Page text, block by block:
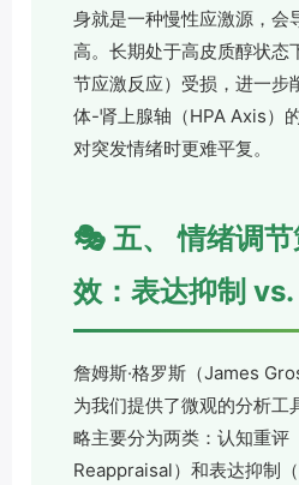
身就是一种慢性应激源，会
高。长期处于高皮质醇状态
节应激反应）受损，进一步
体-肾上腺轴（HPA Axis）
对突发情绪时更难平复。
🎭 五、 情绪调
效：表达抑制
詹姆斯·格罗斯（James
为我们提供了微观的分析工
略主要分为两类：认知重评
Reappraisal）和表达抑制